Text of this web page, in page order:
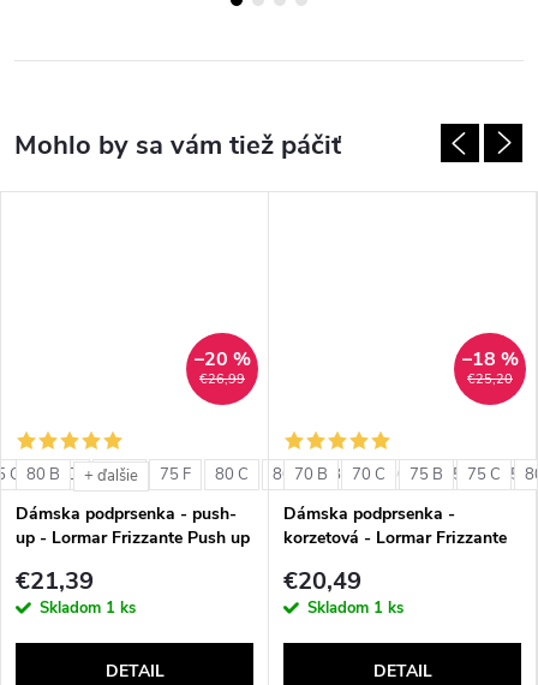
C 75 D 75 E 75 F 80 C 80 D 80 E 80 F 85 C 85 D
€26,99
–20 %
80 B + ďalšie
Dámska podprsenka - push-
up - Lormar Frizzante Push up
€21,39
Skladom 1 ks
DETAIL
€25,20
–18 %
70 B 70 C 75 B 75 C
Dámska podprsenka -
korzetová - Lormar Frizzante
€20,49
Skladom 1 ks
DETAIL